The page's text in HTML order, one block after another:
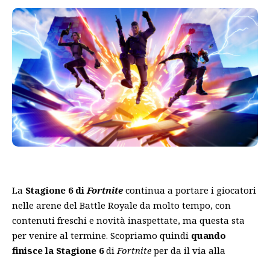
La Stagione 6 di Fortnite continua a portare i giocatori
nelle arene del Battle Royale da molto tempo, con
contenuti freschi e novità inaspettate, ma questa sta
per venire al termine. Scopriamo quindi quando
finisce la Stagione 6di Fortnite per da il via alla